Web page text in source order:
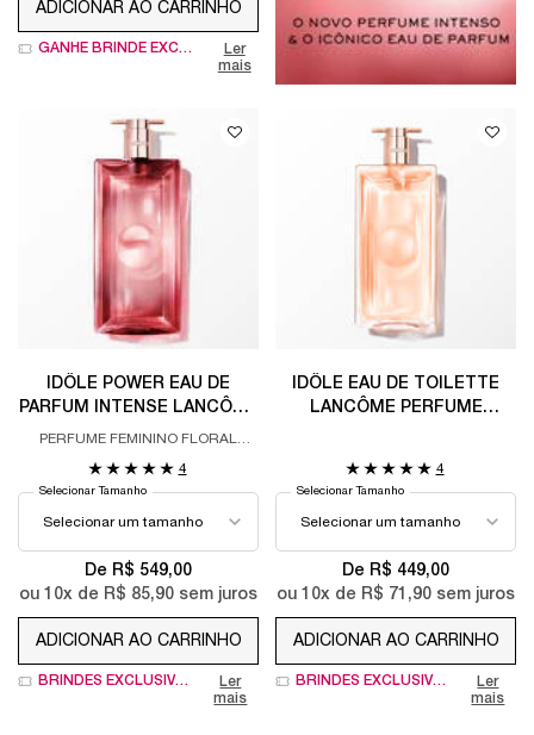
ADICIONAR AO CARRINHO
IDÔLE PEACH'N ROSES EAU DE PARFUM
GANHE BRINDE EXCLUSIVO
Ler
mais
IDÔLE POWER EAU DE
PARFUM INTENSE LANCÔME
PERFUME FEMININO
AMADEIRADO
PERFUME FEMININO FLORAL
4
Selecionar Tamanho
De R$ 549,00
ou 10x de R$ 85,90 sem juros
ADICIONAR AO CARRINHO
BRINDES EXCLUSIVOS
Ler
mais
IDÔLE EAU DE TOILETTE
LANCÔME PERFUME
BERGAMOTA
4
Selecionar Tamanho
De R$ 449,00
ou 10x de R$ 71,90 sem juros
ADICIONAR AO CARRINHO
BRINDES EXCLUSIVOS
Ler
mais